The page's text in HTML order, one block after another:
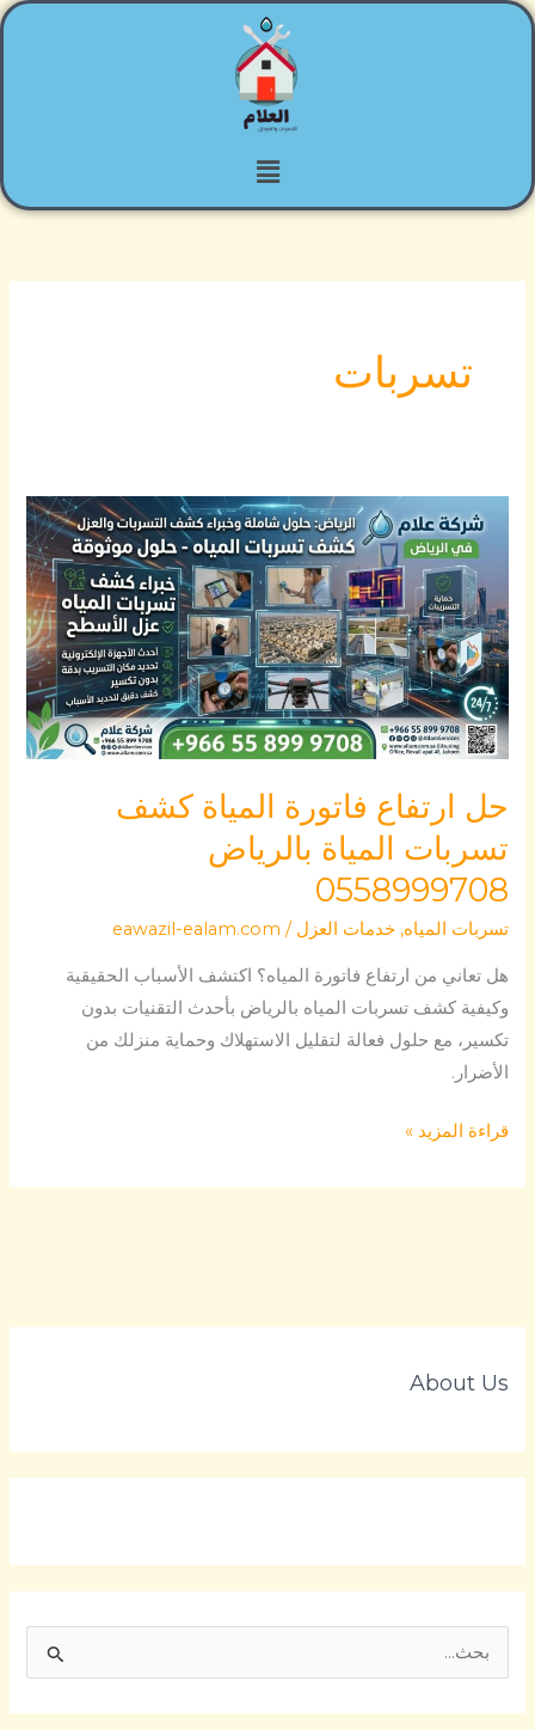
تخطي
القائمة
تسربات
حل ارتفاع فاتورة المياة كشف
تسربات المياة بالرياض
0558999708
تسربات المياه,خدمات العزل /
eawazil-ealam.com
هل تعاني من ارتفاع فاتورة المياه؟ اكتشف الأسباب الحقيقية
وكيفية كشف تسربات المياه بالرياض بأحدث التقنيات بدون
تكسير، مع حلول فعالة لتقليل الاستهلاك وحماية منزلك من
الأضرار.
ارتفاع
فاتورة
المياة
كشف
تسربات
المياة
بالرياض
قراءة المزيد »
About Us